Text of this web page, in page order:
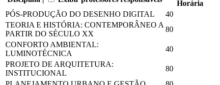
Horária
PÓS-PRODUÇÃO DO DESENHO DIGITAL
40
TEORIA E HISTÓRIA: CONTEMPORÂNEO A
PARTIR DO SÉCULO XX
80
CONFORTO AMBIENTAL:
LUMINOTÉCNICA
40
PROJETO DE ARQUITETURA:
INSTITUCIONAL
80